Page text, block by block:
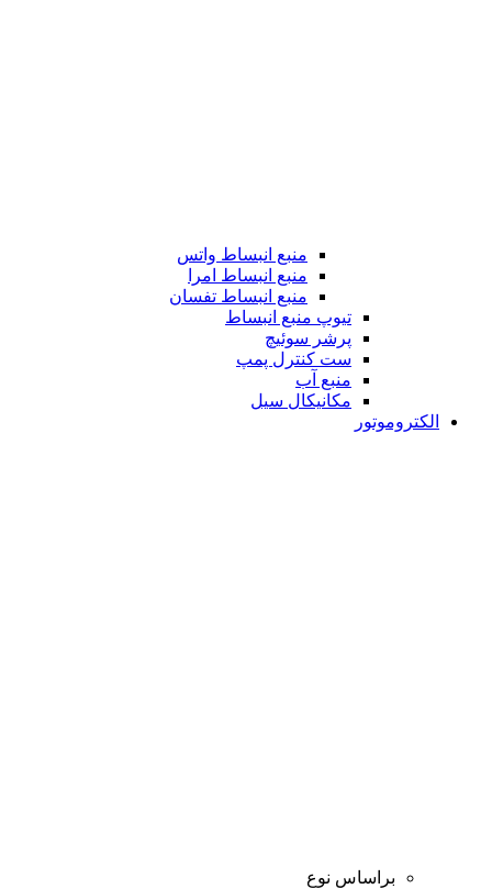
منبع انبساط واتس
منبع انبساط امرا
منبع انبساط تفسان
تیوپ منبع انبساط
پرشر سوئیچ
ست کنترل پمپ
منبع آب
مکانیکال سیل
الکتروموتور
براساس نوع